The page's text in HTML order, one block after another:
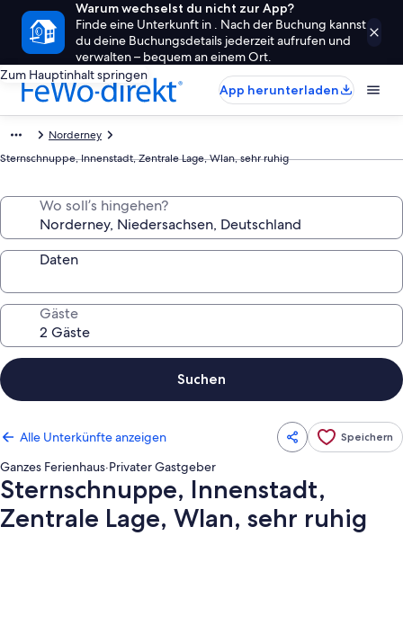
Warum wechselst du nicht zur App?
Finde eine Unterkunft in . Nach der Buchung kannst
du deine Buchungsdetails jederzeit aufrufen und
verwalten – bequem an einem Ort.
Zum Hauptinhalt springen
App herunterladen
Norderney
Sternschnuppe, Innenstadt, Zentrale Lage, Wlan, sehr ruhig
Wo soll’s hingehen?
Daten
Gäste
Suchen
Alle Unterkünfte anzeigen Speichern
Ganzes Ferienhaus·Privater Gastgeber
Sternschnuppe, Innenstadt,
Zentrale Lage, Wlan, sehr ruhig